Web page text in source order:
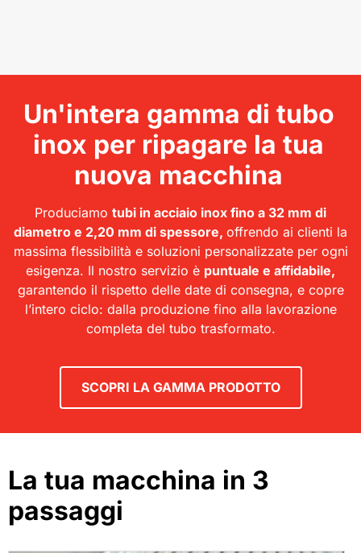
Un'intera gamma di tubo
inox per ripagare la tua
nuova macchina
Produciamo tubi in acciaio inox fino a 32 mm di
diametro e 2,20 mm di spessore, offrendo ai clienti la
massima flessibilità e soluzioni personalizzate per ogni
esigenza. Il nostro servizio è puntuale e affidabile,
garantendo il rispetto delle date di consegna, e copre
l’intero ciclo: dalla produzione fino alla lavorazione
completa del tubo trasformato.
SCOPRI LA GAMMA PRODOTTO
La tua macchina in 3
passaggi